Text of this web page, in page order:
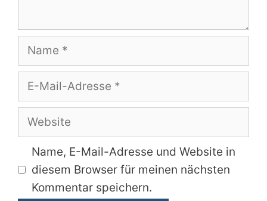
Name
E-
Mail-
Adresse
Website
Name, E-Mail-Adresse und Website in
diesem Browser für meinen nächsten
Kommentar speichern.